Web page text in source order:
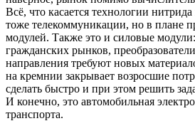
Всё, что касается технологии
тоже телекоммуникации, но в плане
модулей. Также это и силовые
гражданских рынков,
направления требуют новых
на кремнии закрывает возросшие
сделать быстро и при этом решить
И конечно, это автомобильная
транспорта.